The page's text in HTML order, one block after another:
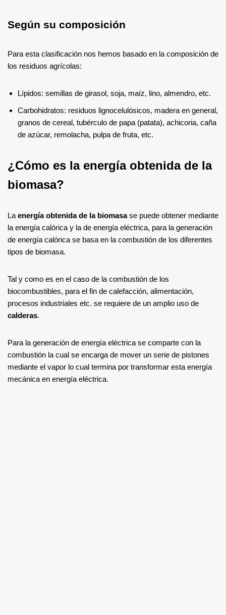
Según su composición
Para esta clasificación nos hemos basado en la composición de
los residuos agrícolas:
Lípidos: semillas de girasol, soja, maíz, lino, almendro, etc.
Carbohidratos: residuos lignocelulósicos, madera en general,
granos de cereal, tubérculo de papa (patata), achicoria, caña
de azúcar, remolacha, pulpa de fruta, etc.
¿Cómo es la energía obtenida de la
biomasa?
La energía obtenida de la biomasase puede obtener mediante
la energía calórica y la de energía eléctrica, para la generación
de energía calórica se basa en la combustión de los diferentes
tipos de biomasa.
Tal y como es en el caso de la combustión de los
biocombustibles, para el fin de calefacción, alimentación,
procesos industriales etc. se requiere de un amplio uso de
calderas.
Para la generación de energía eléctrica se comparte con la
combustión la cual se encarga de mover un serie de pistones
mediante el vapor lo cual termina por transformar esta energía
mecánica en energía eléctrica.